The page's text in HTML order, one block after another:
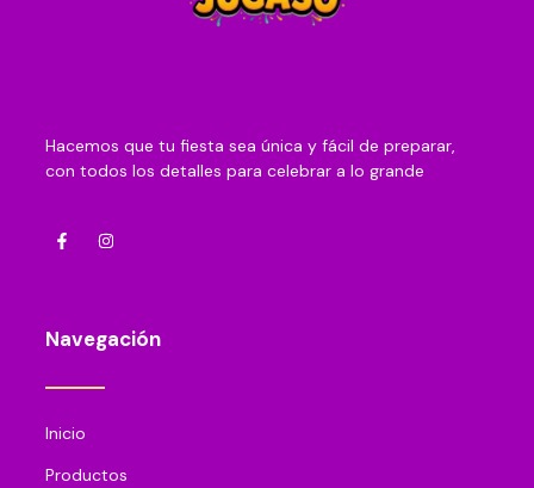
Hacemos que tu fiesta sea única y fácil de preparar,
con todos los detalles para celebrar a lo grande
Navegación
Inicio
Productos